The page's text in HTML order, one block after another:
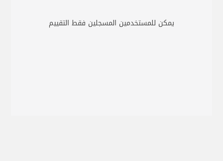
يمكن للمستخدمين المسجلين فقط التقييم